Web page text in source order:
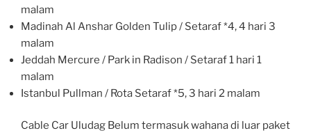
malam
Madinah Al Anshar Golden Tulip / Setaraf *4, 4 hari 3
malam
Jeddah Mercure / Park in Radison / Setaraf 1 hari 1
malam
Istanbul Pullman / Rota Setaraf *5, 3 hari 2 malam
Cable Car Uludag Belum termasuk wahana di luar paket